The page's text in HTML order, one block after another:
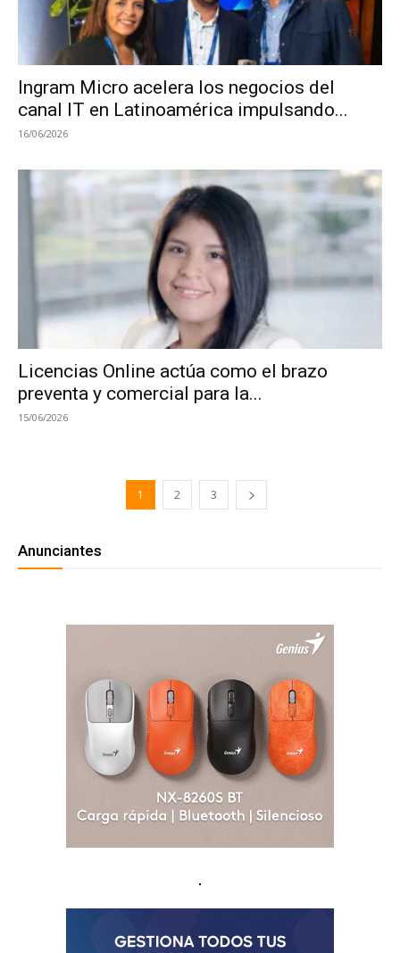
Ingram Micro acelera los negocios del
canal IT en Latinoamérica impulsando...
16/06/2026
Licencias Online actúa como el brazo
preventa y comercial para la...
15/06/2026
1 2 3
Anunciantes